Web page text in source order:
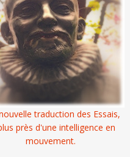
traduction des Essais,
près d'une intelligence en
mouvement.